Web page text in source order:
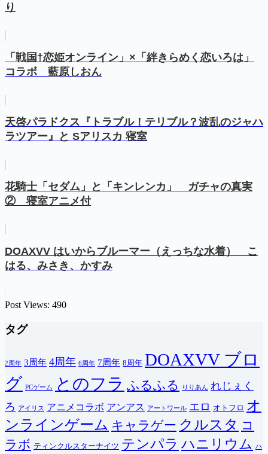
り
「戦国†恋姫オンライン」×「絆きらめく恋いろは」
コラボ 藍原しおん
天啓パラドクス『トラブル！テリブル？波乱のジャハ
ラツアー』と Sアリスカ 寝室
花騎士「セダム」と「キンレンカ」 ガチャの真実
② 寝室アニメ付
DOAXVV はいからブルーマー（えっちな水着） こ
はる、みさき、かすみ
Post Views: 490
タグ
2周年 3周年 4周年 6周年 7周年 8周年 DOAXVV ブロ
グ PCゲーム とのフラ ふるふる りりあん れじぇく
ろ
アイリス アニメコラボ アンアス アートワール エロ オトフロ オ
ンラインゲーム キャラゲー クルスタ コ
ラボ ティンクルスターナイツ テンパラ ハニリウム ハ